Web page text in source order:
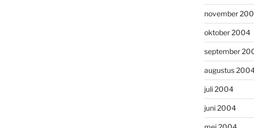
november
oktober 2004
september
augustus
juli 2004
juni 2004